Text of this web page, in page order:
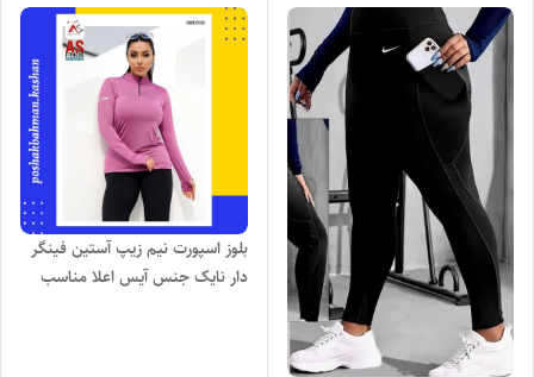
بلوز اسپورت نیم زیپ آستین فینگر
دار نایک جنس آیس اعلا مناسب